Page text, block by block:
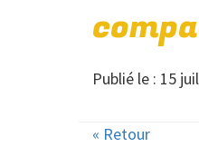
Publié le : 15
« Retour